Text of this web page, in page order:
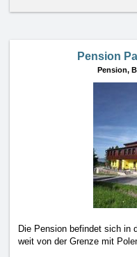
Pension
Pension,
Die Pension befindet sich in
weit von der Grenze mit